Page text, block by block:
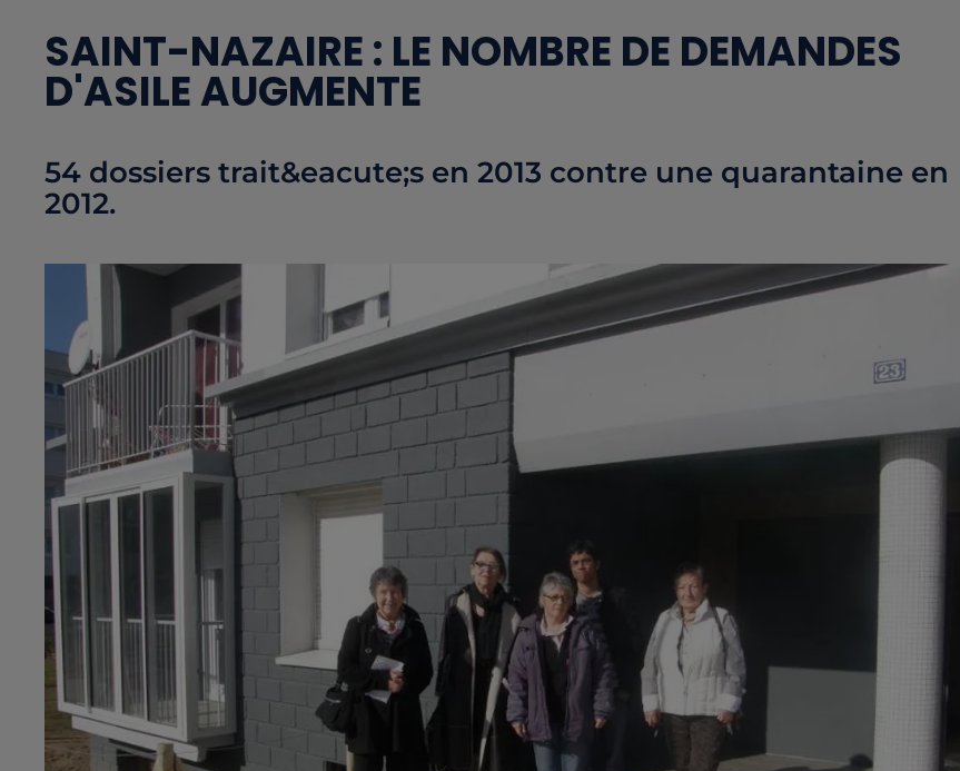
SAINT-NAZAIRE : LE NOMBRE DE DEMANDES
D'ASILE AUGMENTE
54 dossiers trait&eacute;s en 2013 contre une quarantaine en
2012.